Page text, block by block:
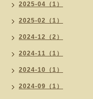
2025-04（1）
2025-02（1）
2024-12（2）
2024-11（1）
2024-10（1）
2024-09（1）